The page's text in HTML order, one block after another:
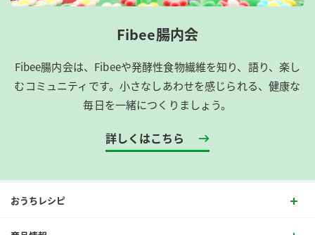
Fibee腸内会
Fibee腸内会は、​Fibeeや発酵性食物繊維を知り、語り、楽し
むコミュニティです。​小さなしあわせを感じられる、健康な
毎日を一緒につくりましょう。
詳しくはこちら
おうちレシピ